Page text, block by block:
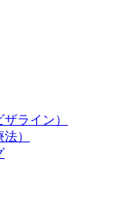
ライン）
）